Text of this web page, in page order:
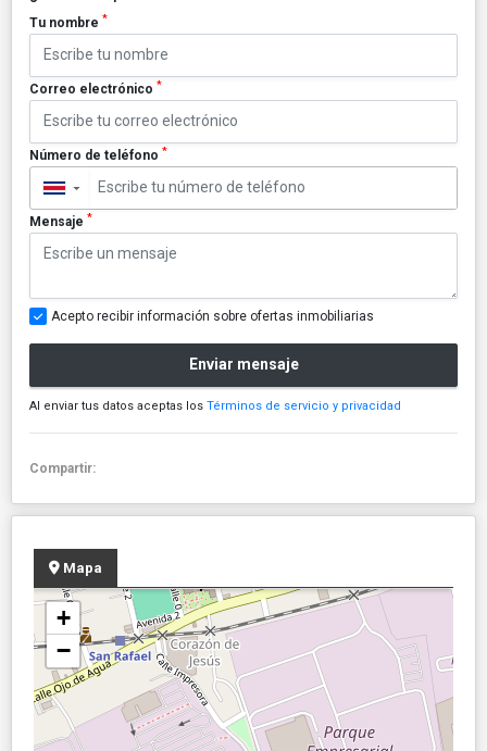
Tu nombre *
Correo electrónico *
Número de teléfono *
▼
Mensaje *
Acepto recibir información sobre ofertas inmobiliarias
Enviar mensaje
Al enviar tus datos aceptas los Términos de servicio y privacidad
Compartir:
Mapa
+
−